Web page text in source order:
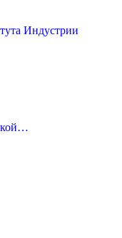
Индустрии